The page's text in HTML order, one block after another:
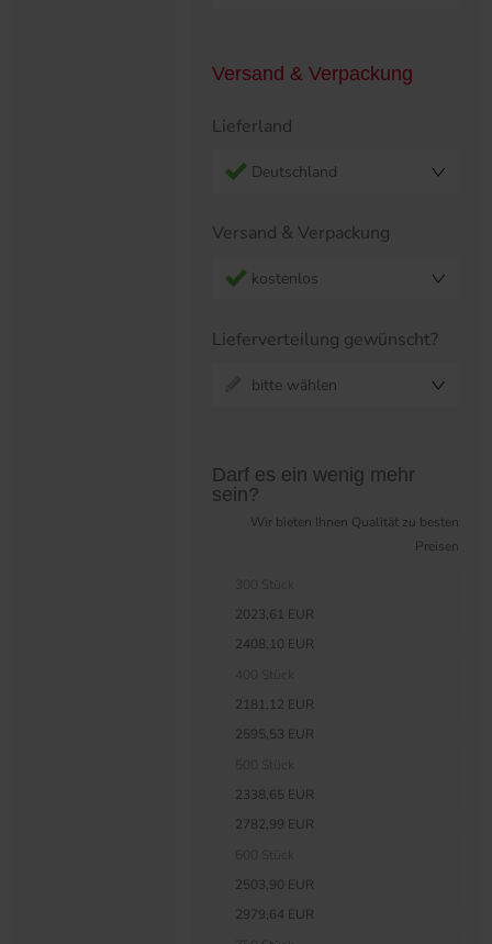
Versand & Verpackung
Lieferland
Deutschland
Versand & Verpackung
kostenlos
Lieferverteilung gewünscht?
bitte wählen
Darf es ein wenig mehr
sein?
Wir bieten Ihnen Qualität zu besten
Preisen
2023,61 EUR
2408,10 EUR
2181,12 EUR
2595,53 EUR
2338,65 EUR
2782,99 EUR
2503,90 EUR
2979,64 EUR